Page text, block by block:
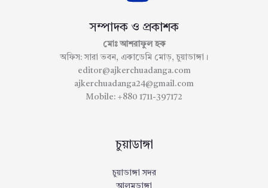
সম্পাদক ও প্রকাশক
মোঃ আশরাফুল হক
অফিস: সারা ভবন, একাডেমি মোড়, চুয়াডাঙ্গা।
editor@ajkerchuadanga.com
ajkerchuadanga24@gmail.com
Mobile: +880 1711-397172
চুয়াডাঙ্গা
চুয়াডাঙ্গা সদর
আলমডাঙ্গা